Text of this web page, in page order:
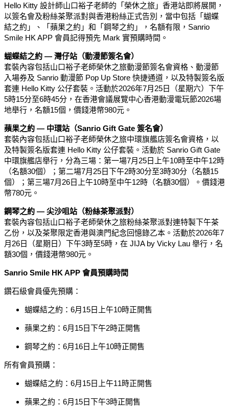
Hello Kitty 設計師山口裕子老師的「榮休之旅」香港站即將展開，
以簽名會及粉絲茶聚派對與香港粉絲正式告別，當中包括「蝴蝶
結之約」、「蘋果之約」和「鋼琴之約」，名額有限，Sanrio
Smile HK APP 會員記得預先 Mark 實預購時間。
蝴蝶結之約 — 灣仔站（動漫節簽名會）
套裝內容包括山口裕子老師榮休之旅動漫節簽名會資格、動漫節
入場券及 Sanrio 動漫節 Pop Up Store 快捷通道，以及特製簽名版
套連 Hello Kitty 公仔套裝。活動於2026年7月25日（星期六）下午
5時15分至6時45分，在香港會議展覽中心香港動漫電玩節2026場
地舉行，名額15個，價錢港幣980元。
蘋果之約 — 中環站（Sanrio Gift Gate 簽名會）
套裝內容包括山口裕子老師榮休之旅中環旗艦店簽名會資格，以
及特製簽名版套連 Hello Kitty 公仔套裝。活動於 Sanrio Gift Gate
中環旗艦店舉行，分為三場：第一場7月25日上午10時至中午12時
（名額30個）；第二場7月25日下午2時30分至3時30分（名額15
個）；第三場7月26日上午10時至中午12時（名額30個）。價錢港
幣780元。
鋼琴之約 — 尖沙咀站（粉絲茶聚派對）
套裝內容包括山口裕子老師榮休之旅粉絲茶聚派對連特製下午茶
乙份，以及茶聚限定香港與澳門紀念回憶錄乙本。活動於2026年7
月26日（星期日）下午3時至5時，在 JIJA by Vicky Lau 舉行，名
額30個，價錢港幣980元。
Sanrio Smile HK APP 會員預購時間
鑽石級會員優先預購：
蝴蝶結之約：6月15日上午10時正開售
蘋果之約：6月15日下午2時正開售
鋼琴之約：6月16日上午10時正開售
所有會員預購：
蝴蝶結之約：6月15日上午11時正開售
蘋果之約：6月15日下午3時正開售